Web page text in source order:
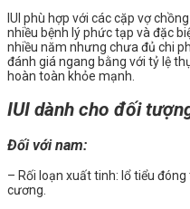
IUI phù hợp với các cặp vợ
nhiều bệnh lý phức tạp và đặc
nhiều năm nhưng chưa đủ chi
đánh giá ngang bằng với tỷ lệ
hoàn toàn khỏe mạnh.
IUI dành cho đối
Đối với nam:
– Rối loạn xuất tinh: lổ tiểu
cương.